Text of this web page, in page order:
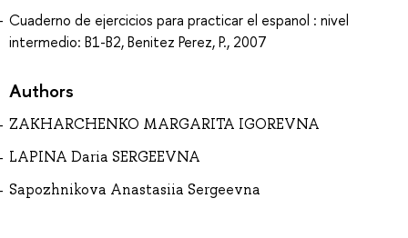
Cuaderno de ejercicios para practicar el espanol : nivel
intermedio: B1-B2, Benitez Perez, P., 2007
Authors
ZAKHARCHENKO MARGARITA IGOREVNA
LAPINA Daria SERGEEVNA
Sapozhnikova Anastasiia Sergeevna